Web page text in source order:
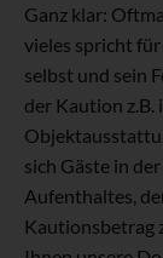
Ganz klar:
vieles spricht
selbst und sein
der Kaution
sich Gäste in
Aufenthaltes,
Kautionsbetrag